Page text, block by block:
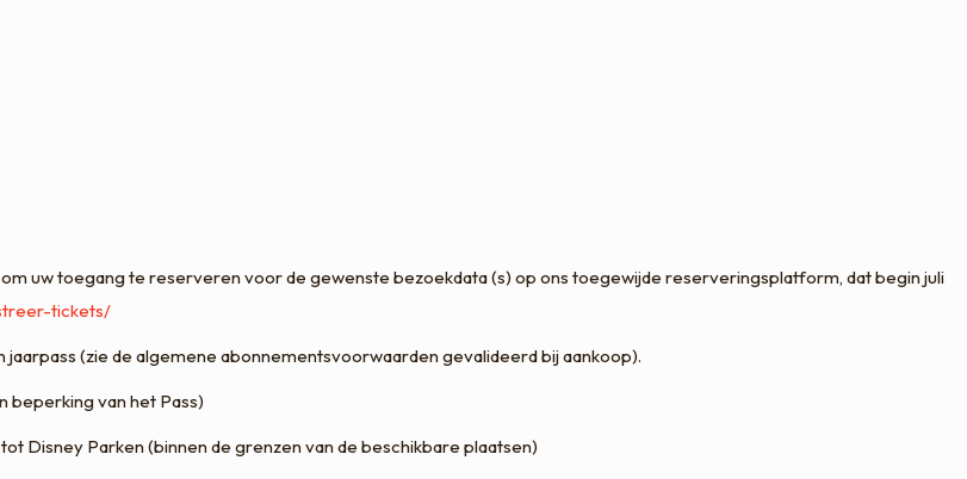
uw toegang te reserveren voor de gewenste bezoekdata (s) op ons toegewijde reserveringsplatform, dat begin juli
tickets/
(zie de algemene abonnementsvoorwaarden gevalideerd bij aankoop).
beperking van het Pass)
Disney Parken (binnen de grenzen van de beschikbare plaatsen)